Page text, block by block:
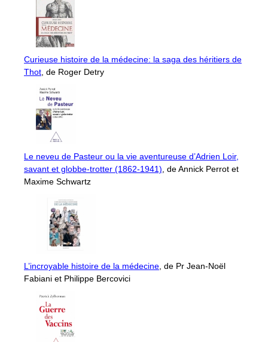
Curieuse histoire de la médecine: la saga des héritiers de
Thot , de Roger Detry
Le neveu de Pasteur ou la vie aventureuse d’Adrien Loir,
savant et globbe-trotter (1862-1941) , de Annick Perrot et
Maxime Schwartz
L’incroyable histoire de la médecine , de Pr Jean-Noël
Fabiani et Philippe Bercovici